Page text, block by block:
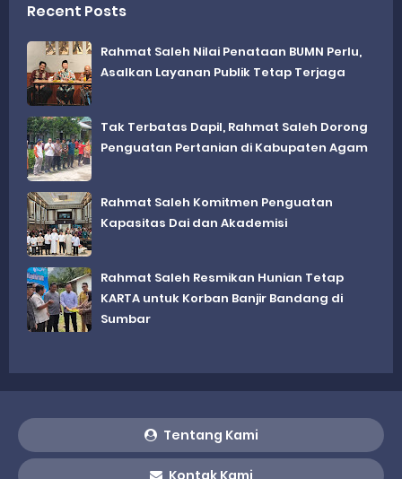
Recent Posts
Rahmat Saleh Nilai Penataan BUMN Perlu,
Asalkan Layanan Publik Tetap Terjaga
Tak Terbatas Dapil, Rahmat Saleh Dorong
Penguatan Pertanian di Kabupaten Agam
Rahmat Saleh Komitmen Penguatan
Kapasitas Dai dan Akademisi
Rahmat Saleh Resmikan Hunian Tetap
KARTA untuk Korban Banjir Bandang di
Sumbar
Tentang Kami